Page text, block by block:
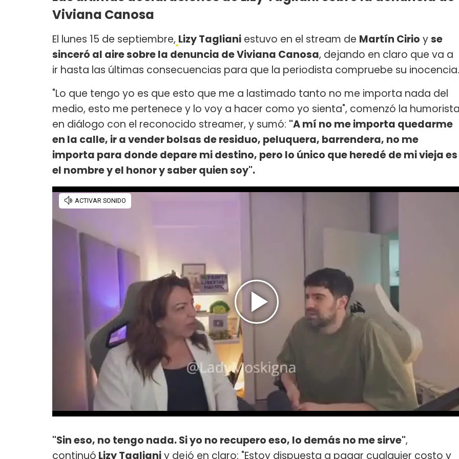
Viviana Canosa
El lunes 15 de septiembre, Lizy Tagliani estuvo en el stream de Martín Cirio yse
sinceró al aire sobre la denuncia de Viviana Canosa, dejando en claro que va a
ir hasta las últimas consecuencias para que la periodista compruebe su inocencia.
"Lo que tengo yo es que esto que me a lastimado tanto no me importa nada del
medio, esto me pertenece y lo voy a hacer como yo sienta", comenzó la
en diálogo con el reconocido streamer, y sumó: "A mí no me importa quedarme
en la calle, ir a vender bolsas de residuo, peluquera, barrendera, no me
importa para donde depare mi destino, pero lo único que heredé de mi vieja es
el nombre y el honor y saber quien soy".
"Sin eso, no tengo nada. Si yo no recupero eso, lo demás no me sirve",
continuó Lizy Taglianiy dejó en claro: "Estoy dispuesta a pagar cualquier costo y